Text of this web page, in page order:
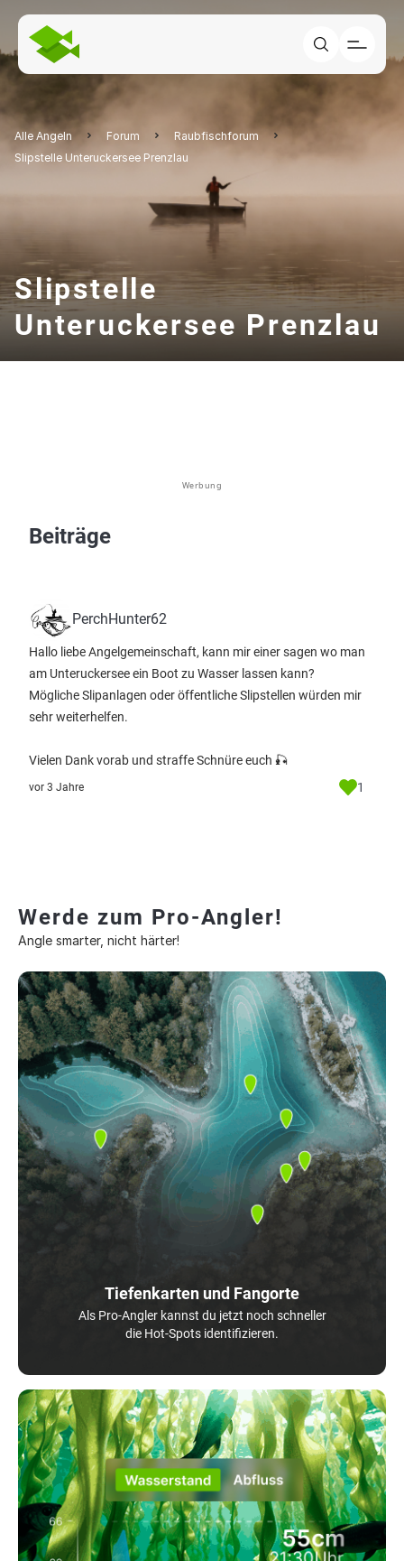
Alle Angeln Forum
Raubfischforum
Slipstelle Unteruckersee Prenzlau
Slipstelle
Unteruckersee Prenzlau
Werbung
Beiträge
PerchHunter62
Hallo liebe Angelgemeinschaft, kann mir einer sagen wo man
am Unteruckersee ein Boot zu Wasser lassen kann?
Mögliche Slipanlagen oder öffentliche Slipstellen würden mir
sehr weiterhelfen.
Vielen Dank vorab und straffe Schnüre euch 🎣
vor 3 Jahre 1
Werde zum Pro-Angler!
Angle smarter, nicht härter!
Tiefenkarten und Fangorte
Als Pro-Angler kannst du jetzt noch schneller
die Hot-Spots identifizieren.